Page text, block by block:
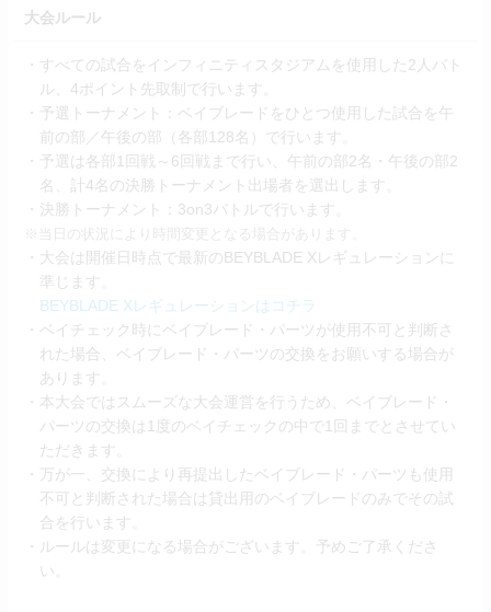
大会ルール
・すべての試合をインフィニティスタジアムを使用した2人バト
ル、4ポイント先取制で行います。
・予選トーナメント：ベイブレードをひとつ使用した試合を午
前の部／午後の部（各部128名）で行います。
・予選は各部1回戦～6回戦まで行い、午前の部2名・午後の部2
名、計4名の決勝トーナメント出場者を選出します。
・決勝トーナメント：3on3バトルで行います。
※当日の状況により時間変更となる場合があります。
・大会は開催日時点で最新のBEYBLADE Xレギュレーションに
準じます。
BEYBLADE Xレギュレーションはコチラ
・ベイチェック時にベイブレード・パーツが使用不可と判断さ
れた場合、ベイブレード・パーツの交換をお願いする場合が
あります。
・本大会ではスムーズな大会運営を行うため、ベイブレード・
パーツの交換は1度のベイチェックの中で1回までとさせてい
ただきます。
・万が一、交換により再提出したベイブレード・パーツも使用
不可と判断された場合は貸出用のベイブレードのみでその試
合を行います。
・ルールは変更になる場合がございます。予めご了承くださ
い。